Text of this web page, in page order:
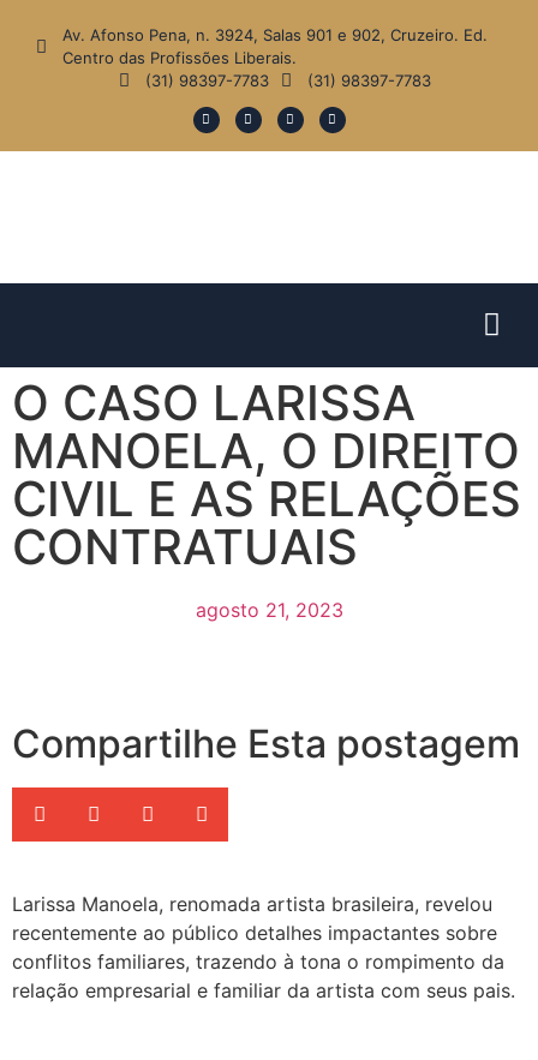
Av. Afonso Pena, n. 3924, Salas 901 e 902, Cruzeiro. Ed.
Centro das Profissões Liberais.
(31) 98397-7783
(31) 98397-7783
O CASO LARISSA
MANOELA, O DIREITO
CIVIL E AS RELAÇÕES
CONTRATUAIS
agosto 21, 2023
Compartilhe Esta postagem
Larissa Manoela, renomada artista brasileira, revelou
recentemente ao público detalhes impactantes sobre
conflitos familiares, trazendo à tona o rompimento da
relação empresarial e familiar da artista com seus pais.